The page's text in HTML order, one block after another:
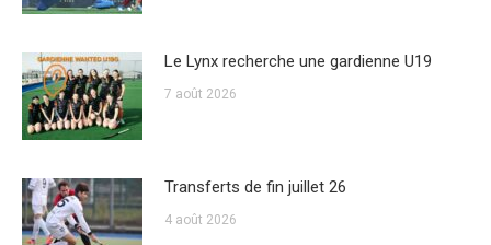
Le Lynx recherche une gardienne U19
7 août 2026
Transferts de fin juillet 26
4 août 2026